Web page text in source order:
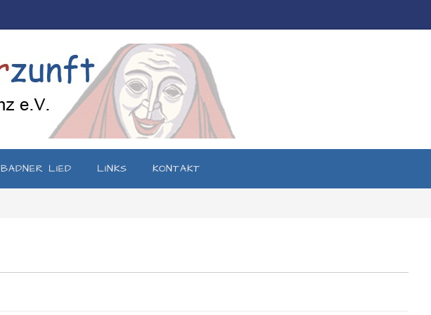
BADNER LIED LINKS KONTAKT